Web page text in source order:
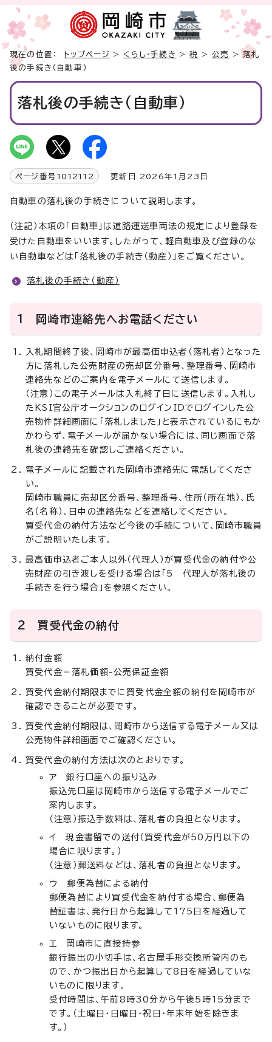
現在の位置： トップページ > くらし・手続き >税 >公売
> 落札
後の手続き（自動車）
落札後の手続き（自動車）
ページ番号 1012112 更新日 2026年1月23日
自動車の落札後の手続きについて説明します。
（注記）本項の「自動車」は道路運送車両法の規定により登録を
受けた自動車をいいます。したがって、軽自動車及び登録のな
い自動車などは「落札後の手続き（動産）」をご覧ください。
落札後の手続き（動産）
1 岡崎市連絡先へお電話ください
入札期間終了後、岡崎市が最高価申込者（落札者）となった
方に落札した公売財産の売却区分番号、整理番号、岡崎市
連絡先などのご案内を電子メールにて送信します。
（注意）この電子メールは入札終了日に送信します。入札し
たKSI官公庁オークションのログインIDでログインした公
売物件詳細画面に「落札しました」と表示されているにもか
かわらず、電子メールが届かない場合には、同じ画面で落
札後の連絡先を確認しご連絡ください。
電子メールに記載された岡崎市連絡先に電話してくださ
い。
岡崎市職員に売却区分番号、整理番号、住所（所在地）、氏
名（名称）、日中の連絡先などを連絡してください。
買受代金の納付方法など今後の手続について、岡崎市職員
がご説明いたします。
最高価申込者ご本人以外（代理人）が買受代金の納付や公
売財産の引き渡しを受ける場合は「5 代理人が落札後の
手続きを行う場合」を参照ください。
2 買受代金の納付
納付金額
買受代金＝落札価額-公売保証金額
買受代金納付期限までに買受代金全額の納付を岡崎市が
確認できることが必要です。
買受代金納付期限は、岡崎市から送信する電子メール又は
公売物件詳細画面でご確認ください。
買受代金の納付方法は次のとおりです。
ア 銀行口座への振り込み
振込先口座は岡崎市から送信する電子メールでご
案内します。
（注意）振込手数料は、落札者の負担となります。
イ 現金書留での送付（買受代金が50万円以下の
場合に限ります。）
（注意）郵送料などは、落札者の負担となります。
ウ 郵便為替による納付
郵便為替により買受代金を納付する場合、郵便為
替証書は、発行日から起算して175日を経過して
いないものに限ります。
エ 岡崎市に直接持参
銀行振出の小切手は、名古屋手形交換所管内のも
ので、かつ振出日から起算して8日を経過していな
いものに限ります。
受付時間は、午前8時30分から午後5時15分まで
です。（土曜日・日曜日・祝日・年末年始を除きま
す。）